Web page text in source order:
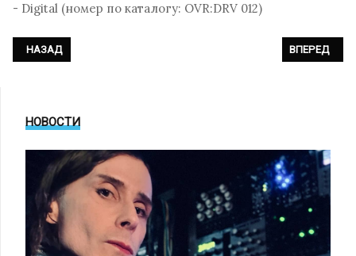
- Digital (номер по каталогу: OVR:DRV 012)
ПРЕДЫДУЩИЙ: GARBAGE - «ANTHOLOGY»
НАЗАД СЛЕДУЮЩИЙ:
ВПЕРЕД
НОВОСТИ